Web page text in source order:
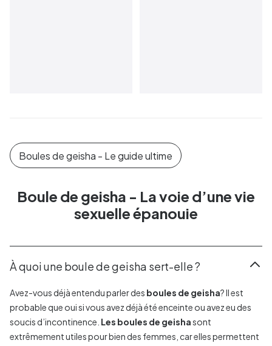
Boules de geisha - Le guide ultime
Boule de geisha - La voie d’une vie
sexuelle épanouie
À quoi une boule de geisha sert-elle ?
Avez-vous déjà entendu parler des boules de geisha? Il est
probable que oui si vous avez déjà été enceinte ou avez eu des
soucis d’incontinence. Les boules de geishasont
extrêmement utiles pour bien des femmes, car elles permettent